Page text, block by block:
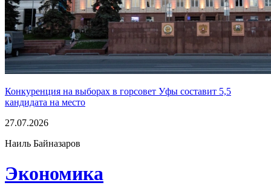
Конкуренция на выборах в горсовет Уфы составит 5,5
кандидата на место
27.07.2026
Наиль Байназаров
Экономика